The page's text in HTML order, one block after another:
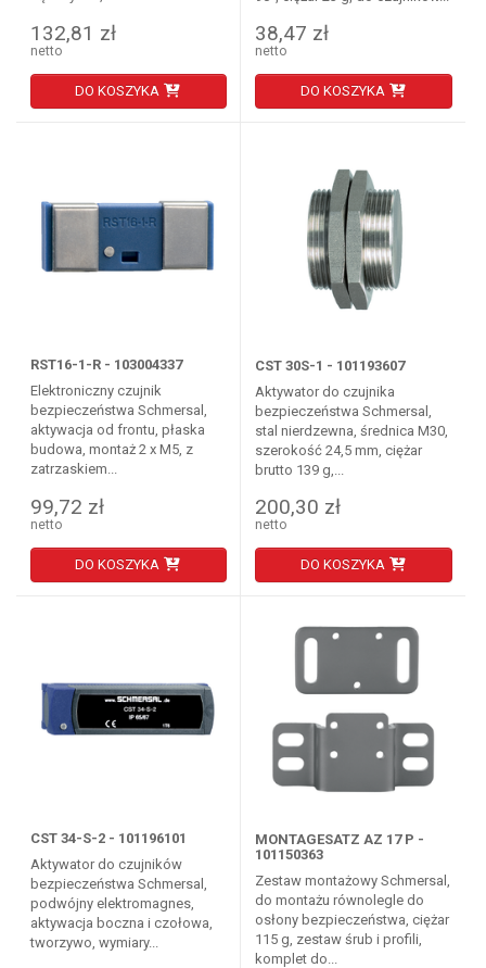
132,81 zł
netto
DO KOSZYKA
38,47 zł
netto
DO KOSZYKA
RST16-1-R - 103004337
Elektroniczny czujnik
bezpieczeństwa Schmersal,
aktywacja od frontu, płaska
budowa, montaż 2 x M5, z
zatrzaskiem...
99,72 zł
netto
DO KOSZYKA
CST 30S-1 - 101193607
Aktywator do czujnika
bezpieczeństwa Schmersal,
stal nierdzewna, średnica M30,
szerokość 24,5 mm, ciężar
brutto 139 g,...
200,30 zł
netto
DO KOSZYKA
CST 34-S-2 - 101196101
Aktywator do czujników
bezpieczeństwa Schmersal,
podwójny elektromagnes,
aktywacja boczna i czołowa,
tworzywo, wymiary...
MONTAGESATZ AZ 17 P -
101150363
Zestaw montażowy Schmersal,
do montażu równolegle do
osłony bezpieczeństwa, ciężar
115 g, zestaw śrub i profili,
komplet do...